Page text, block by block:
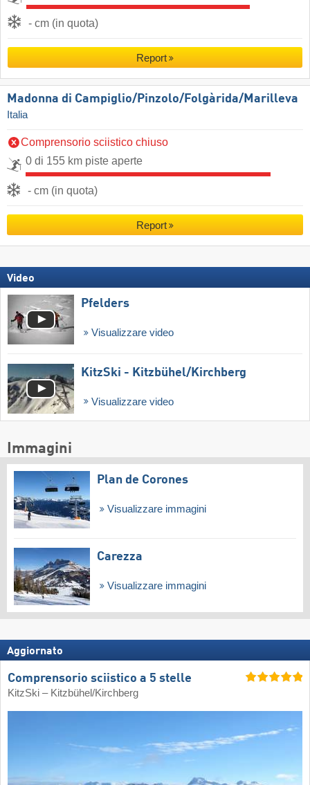
- cm (in quota)
Report
Madonna di Campiglio/​Pinzolo/​Folgàrida/​Marilleva
Italia
Comprensorio sciistico chiuso
0 di 155 km piste aperte
- cm (in quota)
Report
Video
Pfelders
Visualizzare video
KitzSki - Kitzbühel/​Kirchberg
Visualizzare video
Immagini
Plan de Corones
Visualizzare immagini
Carezza
Visualizzare immagini
Aggiornato
Comprensorio sciistico a 5 stelle
KitzSki – Kitzbühel/​Kirchberg